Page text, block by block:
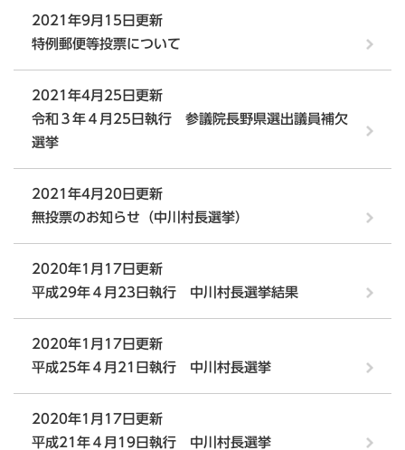
2021年9月15日更新
特例郵便等投票について
2021年4月25日更新
令和３年４月25日執行 参議院長野県選出議員補欠
選挙
2021年4月20日更新
無投票のお知らせ（中川村長選挙）
2020年1月17日更新
平成29年４月23日執行 中川村長選挙結果
2020年1月17日更新
平成25年４月21日執行 中川村長選挙
2020年1月17日更新
平成21年４月19日執行 中川村長選挙